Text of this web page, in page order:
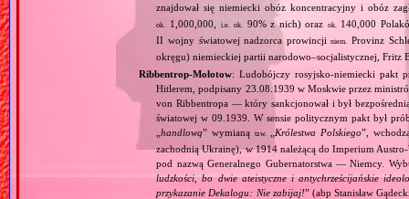
znajdował się niemiecki obóz koncentracyjny i obóz
ok. 1,000,000, i.e. ok. 90% z nich) oraz ok.
140,000
II wojny światowej nadzorca prowincjiniem.
Provinz
okręgu) niemieckiej partii narodowo–socjalistycznej, Fritz
Ribbentrop‐Mołotow: Ludobójczy rosyjsko‐niemiecki pakt
Hitlerem, podpisany 23.08.1939 w Moskwie przez
von Ribbentropa — który sankcjonował i był
światowej w 09.1939. W sensie politycznym pakt był
„handlową” wymianą tzw. Królestwa Polskiego”,
zachodnią Ukrainę), w 1914 należącą do Imperium
pod nazwą Generalnego Gubernatorstwa — Niemcy.
ludzkości, bo dwie ateistyczne i antychrześcijańskie
przykazanie Dekalogu: Nie zabijaj!” (abp Stanisław